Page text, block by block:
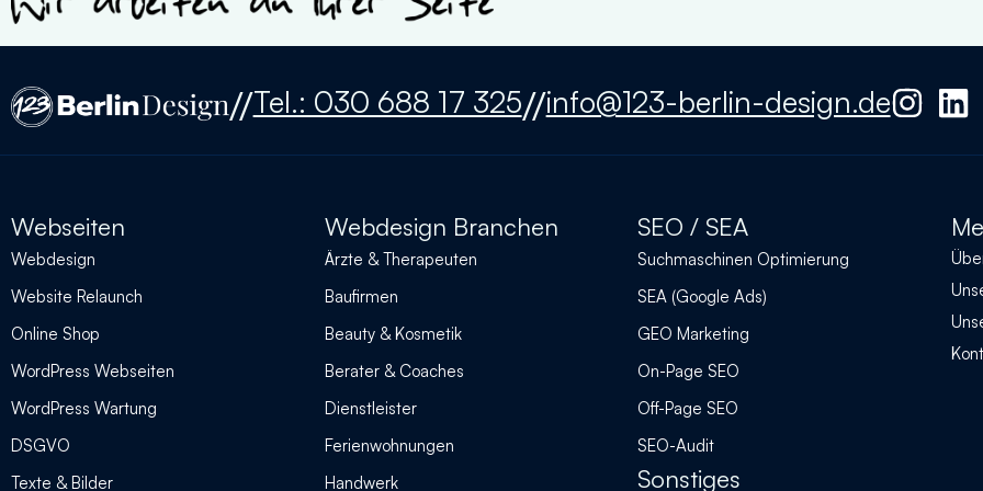
//Tel.: 030 688 17 325//info@123-berlin-design.de
Webseiten
Webdesign
Website Relaunch
Online Shop
WordPress Webseiten
WordPress Wartung
DSGVO
Texte & Bilder
Webdesign Branchen
Ärzte & Therapeuten
Baufirmen
Beauty & Kosmetik
Berater & Coaches
Dienstleister
Ferienwohnungen
Handwerk
SEO / SEA
Suchmaschinen Optimierung
SEA (Google Ads)
GEO Marketing
On-Page SEO
Off-Page SEO
SEO-Audit
Sonstiges